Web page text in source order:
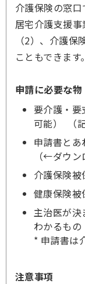
介護保険の窓
居宅介護支援
（2）、介護
こともできます。
申請に必要な物
要介護・
可能） （
申請書とあ
（←ダウ
介護保険
健康保険被
主治医が決
わかるもの
* 申請書は
注意事項